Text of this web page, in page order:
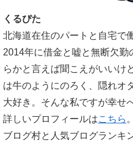
くるぴた
北海道在住のパートと自宅で
2014年に借金と嘘と無断欠
らかと言えば聞こえがいいけ
は牛のようにのろく、隠れオ
大好き。そんな私ですが幸せ
詳しいプロフィールはこちら 。
ブログ村と人気ブログランキ